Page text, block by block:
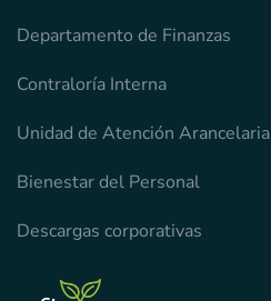
Departamento de Finanzas
Contraloría Interna
Unidad de Atención Arancelaria
Bienestar del Personal
Descargas corporativas